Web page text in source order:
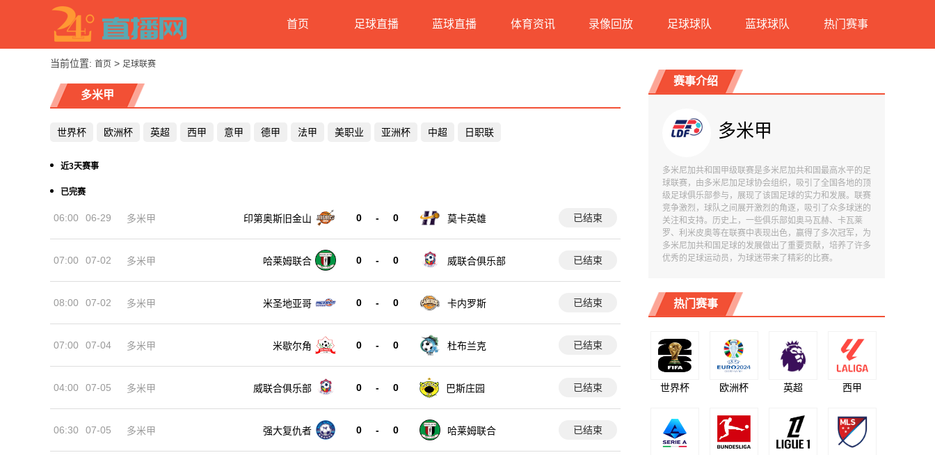
首页 足球直播 蓝球直播 体育资讯 录像回放 足球球队 蓝球球队 热门赛事
当前位置: 首页 > 足球联赛
多米甲
世界杯 欧洲杯 英超 西甲 意甲 德甲 法甲 美职业 亚洲杯 中超 日职联
近3天赛事
已完赛
06:00 06-29 多米甲 印第奥斯旧金山 0 - 0 莫卡英雄 已结束
07:00 07-02 多米甲 哈莱姆联合 0 - 0 威联合俱乐部 已结束
08:00 07-02 多米甲 米圣地亚哥 0 - 0 卡内罗斯 已结束
07:00 07-04 多米甲 米歇尔角 0 - 0 杜布兰克 已结束
04:00 07-05 多米甲 威联合俱乐部 0 - 0 巴斯庄园 已结束
06:30 07-05 多米甲 强大复仇者 0 - 0 哈莱姆联合 已结束
赛事介绍
多米甲
多米尼加共和国甲级联赛是多米尼加共和国最高水平的足
球联赛，由多米尼加足球协会组织，吸引了全国各地的顶
级足球俱乐部参与，展现了该国足球的实力和发展。联赛
竞争激烈，球队之间展开激烈的角逐，吸引了众多球迷的
关注和支持。历史上，一些俱乐部如奥马瓦赫、卡瓦莱
罗、利米皮奥等在联赛中表现出色，赢得了多次冠军，为
多米尼加共和国足球的发展做出了重要贡献，培养了许多
优秀的足球运动员，为球迷带来了精彩的比赛。
热门赛事
世界杯 欧洲杯 英超 西甲